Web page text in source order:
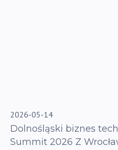
2026-05-14
Dolnośląski biznes
Summit 2026 Z